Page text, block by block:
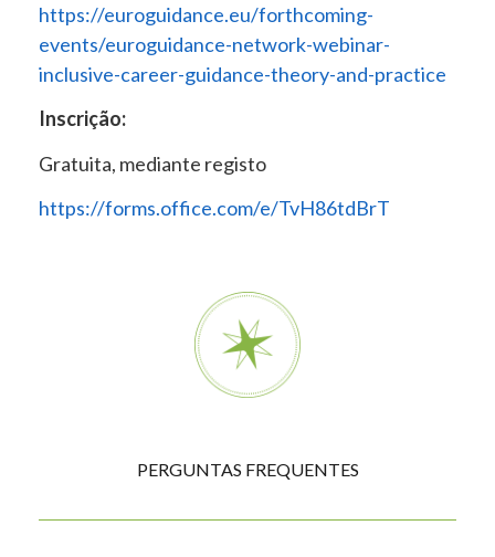
https://euroguidance.eu/forthcoming-
events/euroguidance-network-webinar-
inclusive-career-guidance-theory-and-practice
Inscrição:
Gratuita, mediante registo
https://forms.office.com/e/TvH86tdBrT
PERGUNTAS FREQUENTES